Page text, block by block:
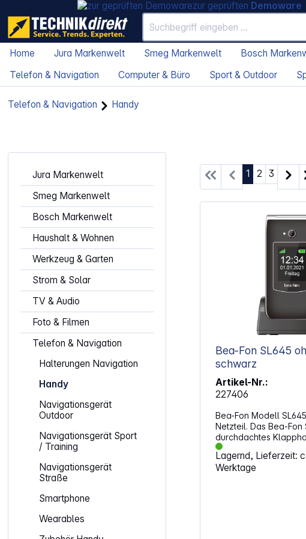
zur geprüften Demoware
Home Jura Markenwelt Smeg Markenwelt Bosch
Telefon & Navigation
Computer & Büro Sport & Outdoor
Telefon & Navigation Handy
Jura Markenwelt
Smeg Markenwelt
Bosch Markenwelt
Haushalt & Wohnen
Werkzeug & Garten
Strom & Solar
TV & Audio
Foto & Filmen
Telefon & Navigation
Halterungen Navigation
Handy
Navigationsgerät
Outdoor
Navigationsgerät Sport
/ Training
Navigationsgerät
Straße
Smartphone
Wearables
Seite
1 Seite
2 Seite
3
Bea-Fon SL645
schwarz
Artikel-Nr.:
227406
Bea-Fon Modell
Netzteil. Das Bea‑Fon
durchdachtes
speziell auf Nutzer
die Wert auf
große Tasten,
Lagernd, Lieferzeit:
Werktage